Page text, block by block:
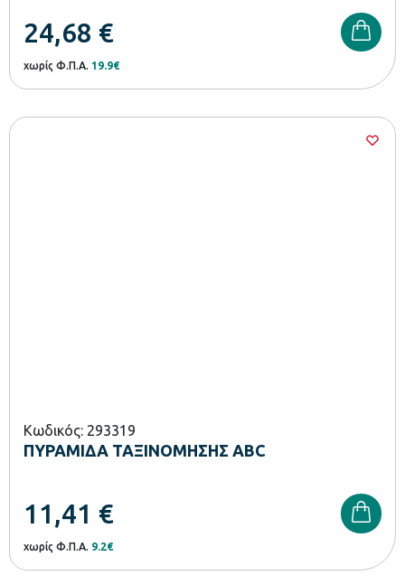
24,68 €
χωρίς Φ.Π.Α. 19.9€
Κωδικός: 293319
ΠΥΡΑΜΙΔΑ ΤΑΞΙΝΟΜΗΣΗΣ ABC
11,41 €
χωρίς Φ.Π.Α. 9.2€